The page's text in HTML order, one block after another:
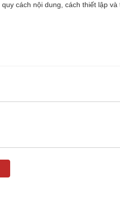
cách nội dung, cách thiết lập và